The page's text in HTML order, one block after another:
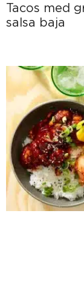
Tacos med
salsa baja